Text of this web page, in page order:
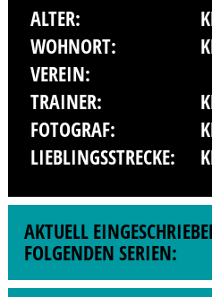
ALTER:
WOHNORT:
VEREIN:
TRAINER:
FOTOGRAF:
LIEBLINGSSTRECKE:
AKTUELL
FOLGENDEN SERIEN: